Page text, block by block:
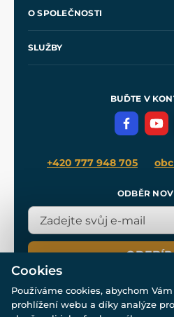
Velkoobchod
O SPOLEČNOSTI
SLUŽBY
Meče pro Kingdom Come
BUĎTE V
+420 777 948 705
ODBĚR
Cookies
Používáme cookies, abychom
prohlížení webu a díky analýze